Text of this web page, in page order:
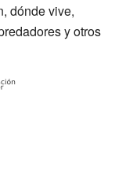
dónde vive,
y otros